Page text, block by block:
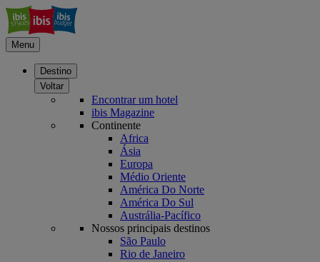
Menu
Destino
Voltar
Encontrar um hotel
ibis Magazine
Continente
Africa
Ásia
Europa
Médio Oriente
América Do Norte
América Do Sul
Austrália-Pacífico
Nossos principais destinos
São Paulo
Rio de Janeiro